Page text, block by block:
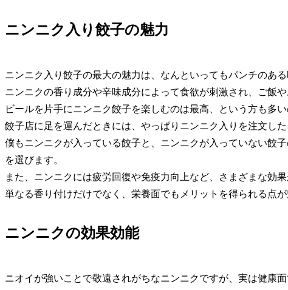
ニンニク入り餃子の魅力
ニンニク入り餃子の最大の魅力は、なんといってもパンチのある
ニンニクの香り成分や辛味成分によって食欲が刺激され、ご飯や
ビールを片手にニンニク餃子を楽しむのは最高、という方も多い
餃子店に足を運んだときには、やっぱりニンニク入りを注文した
僕もニンニクが入っている餃子と、ニンニクが入っていない餃
を選びます。
また、ニンニクには疲労回復や免疫力向上など、さまざまな効
単なる香り付けだけでなく、栄養面でもメリットを得られる点が
ニンニクの効果効能
ニオイが強いことで敬遠されがちなニンニクですが、実は健康